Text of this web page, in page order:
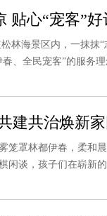
贴心“宠客”
海景区内，一抹抹“
、全民宠客”的服务
建共治焕新
罩林都伊春，柔和晨
闲谈，孩子们在崭新